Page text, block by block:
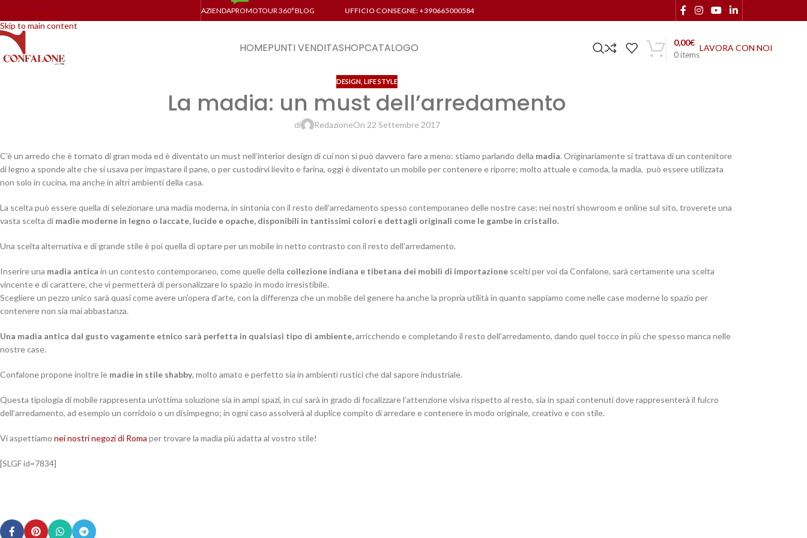
Skip to main content
AZIENDAPROMOTOUR 360°BLOG UFFICIO CONSEGNE: +390665000584
HOMEPUNTI VENDITASHOPCATALOGO 0items
0,00€
LAVORA CON NOI
DESIGN LIFE STYLE
La madia: un must dell’arredamento
di RedazioneOn 22 Settembre 2017
C’è un arredo che è tornato di gran moda ed è diventato un must nell’interior design di cui non si può davvero fare a meno: stiamo parlando della madia. Originariamente si trattava di un contenitore
di legno a sponde alte che si usava per impastare il pane, o per custodirvi lievito e farina, oggi è diventato un mobile per contenere e riporre; molto attuale e comoda, la madia, può essere utilizzata
non solo in cucina, ma anche in altri ambienti della casa.
La scelta può essere quella di selezionare una madia moderna, in sintonia con il resto dell’arredamento spesso contemporaneo delle nostre case; nei nostri showroom e online sul sito, troverete una
vasta scelta di madie moderne in legno o laccate, lucide e opache, disponibili in tantissimi colori e dettagli originali come le gambe in cristallo.
Una scelta alternativa e di grande stile è poi quella di optare per un mobile in netto contrasto con il resto dell’arredamento.
Inserire una madia antica in un contesto contemporaneo, come quelle della collezione indiana e tibetana dei mobili di importazione scelti per voi da Confalone, sarà certamente una scelta
vincente e di carattere, che vi permetterà di personalizzare lo spazio in modo irresistibile.
Scegliere un pezzo unico sarà quasi come avere un’opera d’arte, con la differenza che un mobile del genere ha anche la propria utilità in quanto sappiamo come nelle case moderne lo spazio per
contenere non sia mai abbastanza.
Una madia antica dal gusto vagamente etnico sarà perfetta in qualsiasi tipo di ambiente,arricchendo e completando il resto dell’arredamento, dando quel tocco in più che spesso manca nelle
nostre case.
Confalone propone inoltre le madie in stile shabby, molto amato e perfetto sia in ambienti rustici che dal sapore industriale.
Questa tipologia di mobile rappresenta un’ottima soluzione sia in ampi spazi, in cui sarà in grado di focalizzare l’attenzione visiva rispetto al resto, sia in spazi contenuti dove rappresenterà il fulcro
dell’arredamento, ad esempio un corridoio o un disimpegno; in ogni caso assolverà al duplice compito di arredare e contenere in modo originale, creativo e con stile.
Vi aspettiamo nei nostri negozi di Roma per trovare la madia più adatta al vostro stile!
[SLGF id=7834]